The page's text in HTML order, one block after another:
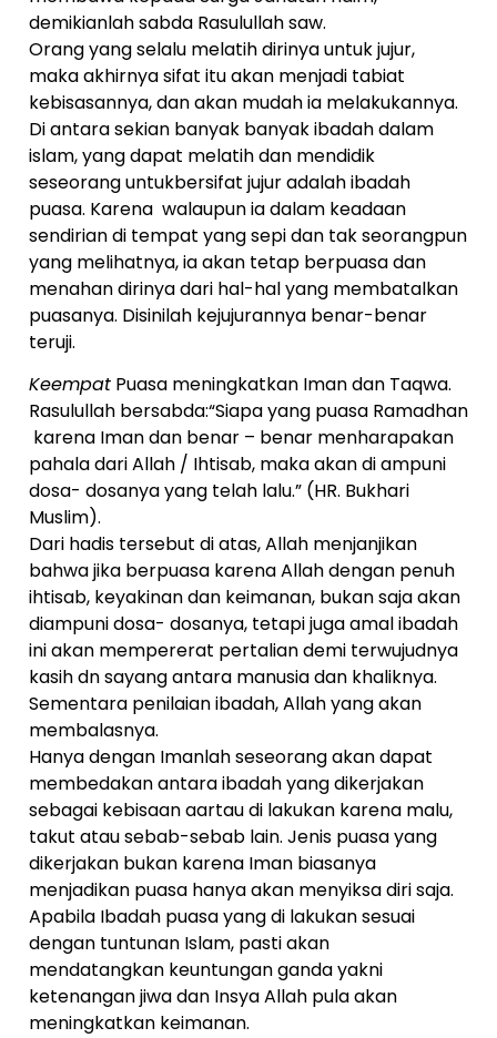
demikianlah sabda Rasulullah saw.
Orang yang selalu melatih dirinya untuk jujur,
maka akhirnya sifat itu akan menjadi tabiat
kebisasannya, dan akan mudah ia melakukannya.
Di antara sekian banyak banyak ibadah dalam
islam, yang dapat melatih dan mendidik
seseorang untukbersifat jujur adalah ibadah
puasa. Karena walaupun ia dalam keadaan
sendirian di tempat yang sepi dan tak seorangpun
yang melihatnya, ia akan tetap berpuasa dan
menahan dirinya dari hal-hal yang membatalkan
puasanya. Disinilah kejujurannya benar-benar
teruji.
Keempat Puasa meningkatkan Iman dan Taqwa.
Rasulullah bersabda:“Siapa yang puasa Ramadhan
karena Iman dan benar – benar menharapakan
pahala dari Allah / Ihtisab, maka akan di ampuni
dosa- dosanya yang telah lalu.” (HR. Bukhari
Muslim).
Dari hadis tersebut di atas, Allah menjanjikan
bahwa jika berpuasa karena Allah dengan penuh
ihtisab, keyakinan dan keimanan, bukan saja akan
diampuni dosa- dosanya, tetapi juga amal ibadah
ini akan mempererat pertalian demi terwujudnya
kasih dn sayang antara manusia dan khaliknya.
Sementara penilaian ibadah, Allah yang akan
membalasnya.
Hanya dengan Imanlah seseorang akan dapat
membedakan antara ibadah yang dikerjakan
sebagai kebisaan aartau di lakukan karena malu,
takut atau sebab-sebab lain. Jenis puasa yang
dikerjakan bukan karena Iman biasanya
menjadikan puasa hanya akan menyiksa diri saja.
Apabila Ibadah puasa yang di lakukan sesuai
dengan tuntunan Islam, pasti akan
mendatangkan keuntungan ganda yakni
ketenangan jiwa dan Insya Allah pula akan
meningkatkan keimanan.